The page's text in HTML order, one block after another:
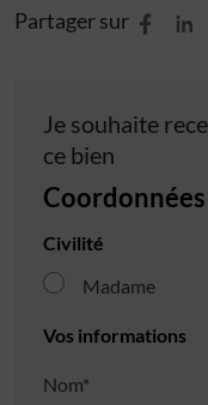
Partager sur
Je souhaite
ce bien
Coordonnées
Civilité
Madame
Vos informations
Nom*